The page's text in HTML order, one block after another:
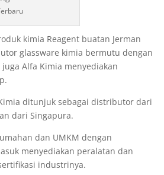
kimia Reagent buatan Jerman
glassware kimia bermutu dengan
Alfa Kimia menyediakan
ditunjuk sebagai distributor dari
dari Singapura.
dan UMKM dengan
menyediakan peralatan dan
industrinya.